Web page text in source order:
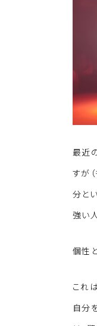
最近
すが
分と
強い
個性
これ
自分